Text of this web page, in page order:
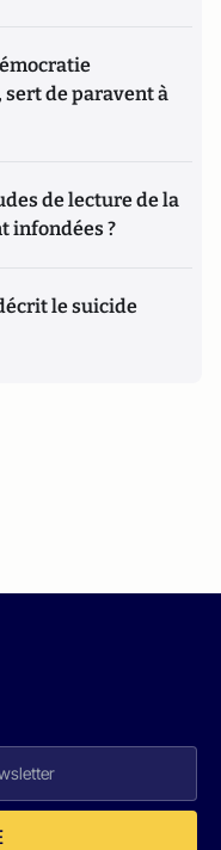
de paravent à
de lecture de la
infondées ?
le suicide